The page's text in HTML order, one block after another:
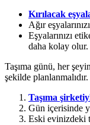
Kırılacak
Ağır
Eşyalarınızı
daha kolay olur.
Taşıma günü, her
şekilde
Taşıma
Gün içerisinde
Eski evinizdeki